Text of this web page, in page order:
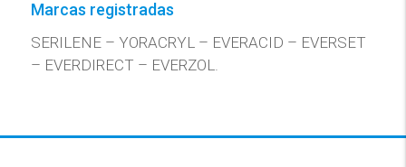
Marcas registradas
SERILENE – YORACRYL – EVERACID – EVERSET
– EVERDIRECT – EVERZOL.